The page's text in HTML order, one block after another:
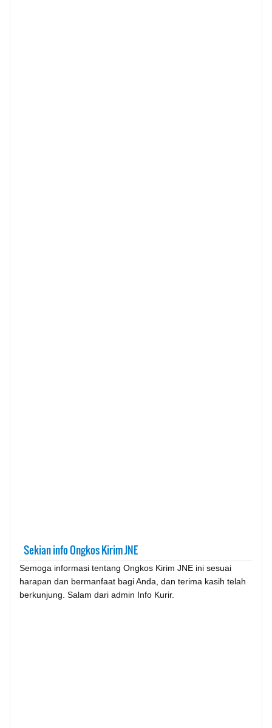
Sekian info Ongkos Kirim JNE
Semoga informasi tentang Ongkos Kirim JNE ini sesuai
harapan dan bermanfaat bagi Anda, dan terima kasih telah
berkunjung. Salam dari admin Info Kurir.